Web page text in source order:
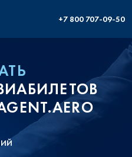
+7 800 707-09-50